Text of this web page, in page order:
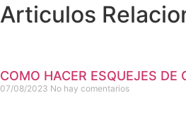
Articulos
COMO HACER ESQUEJES DE
07/08/2023 No hay comentarios